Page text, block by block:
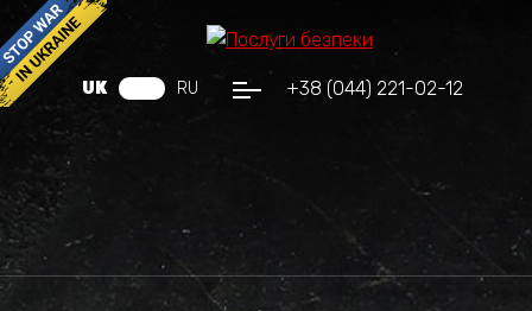
+38 (044) 221-02-12
UK RU